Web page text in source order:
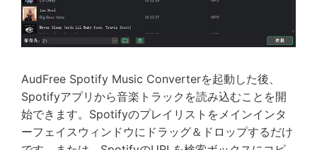
AudFree Spotify Music Converterを起動した後、
Spotifyアプリから音楽トラックを読み込むことを開
始できます。Spotifyのプレイリストをメインインタ
ーフェイスウィンドウにドラッグ＆ドロップするだけ